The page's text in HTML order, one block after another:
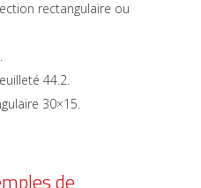
rectangulaire ou
44.2.
30×15.